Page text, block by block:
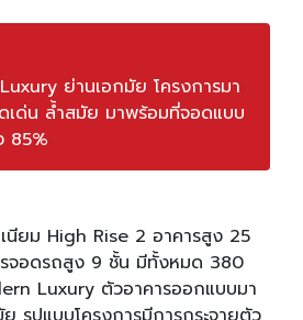
ย่านเอกมัย โครงการมา
เด่น ล้ำสมัย มาพร้อมที่จอดแบบ
85%
นียม High Rise 2 อาคารสูง 25
รจอดรถสูง 9 ชั้น มีทั้งหมด 380
Luxury ตัวอาคารออกแบบมา